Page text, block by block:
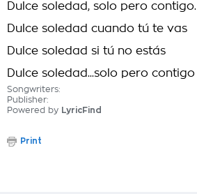
Dulce soledad, solo pero contigo.
Dulce soledad cuando tú te vas
Dulce soledad si tú no estás
Dulce soledad...solo pero contigo
Songwriters:
Publisher:
Powered by LyricFind
Print